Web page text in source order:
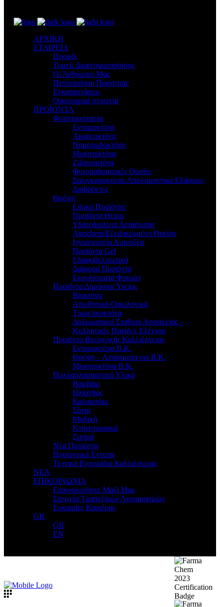
ΑΡΧΙΚΗ
ΕΤΑΙΡΕΙΑ
Προφίλ
Τομείς Δραστηριοποίησης
Οι Άνθρωποι Μας
Πιστοποίηση Ποιότητας
Εγκαταστάσεις
Οικονομικά στοιχεία
ΠΡΟΪΟΝΤΑ
Φυτοπροστασία
Εντομοκτόνα
Ακαρεοκτόνα
Νηματωδοκτόνα
Μυκητοκτόνα
Ζιζανιοκτόνα
Φυτορυθμιστικές Ουσίες
Σαλιγκαροκτόνα-Απολυμαντικά Εδάφους-
Διαβρέκτες
Θρέψη
Ειδικά Προϊόντα
Προϊόντα Θείου
Υδατοδιαλυτά Λιπάσματα
Agrichem/Εξειδικευμένη Θρέψη
Ιχνοστοιχεία Αμινοξέα
Προϊόντα Gel
Εδαφοβελτιωτικά
Διάφορα Προϊόντα
Εκχυλίσματα Φυκιών
Προϊόντα Δημόσιας Υγείας
Βιοκτόνα
Απωθητικά-Οικολογικά
Τρωκτικοκτόνα
Δολωματικοί Σταθμοί Ασφαλείας –
Κολλητικές Παγίδες Ελέγχου
Προϊόντα Βιολογικής Καλλιέργειας
Εντομοκτόνα Β.Κ.
Θρέψη – Λιπάσματα για Β.Κ.
Μυκητοκτόνα Β.Κ.
Πολλαπλασιαστικό Υλικό
Βαμβάκι
Ηλίανθος
Καλαμπόκι
Σόγια
Μηδική
Κτηνοτροφικά
Σιτηρά
Νέα Προϊόντα
Προϊοντικά Έντυπα
Τεχνικά Εγχειρίδια Καλλιέργειας
ΝΕΑ
ΕΠΙΚΟΙΝΩΝΙΑ
Επικοινωνήστε Μαζί Μας
Στοιχεία Τραπεζικών Λογαριασμών
Ευκαιρίες Καριέρας
GR
GR
EN